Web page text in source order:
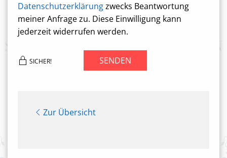
Datenschutzerklärungzwecks Beantwortung
meiner Anfrage zu. Diese Einwilligung kann
jederzeit widerrufen werden.
SICHER! SENDEN
Zur Übersicht